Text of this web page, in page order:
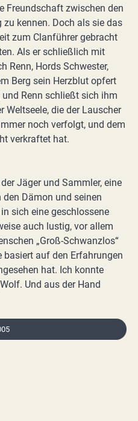
Freundschaft zwischen den
zu kennen. Doch als sie das
zum Clanführer gebracht
Als er schließlich mit
Renn, Hords Schwester,
Berg sein Herzblut opfert
Renn schließt sich ihm
die der Lauscher
noch verfolgt, und dem
verkraftet hat.
Jäger und Sammler, eine
Dämon und seinen
sich eine geschlossene
auch lustig, vor allem
„Groß-Schwanzlos“
basiert auf den Erfahrungen
hat. Ich konnte
Und aus der Hand